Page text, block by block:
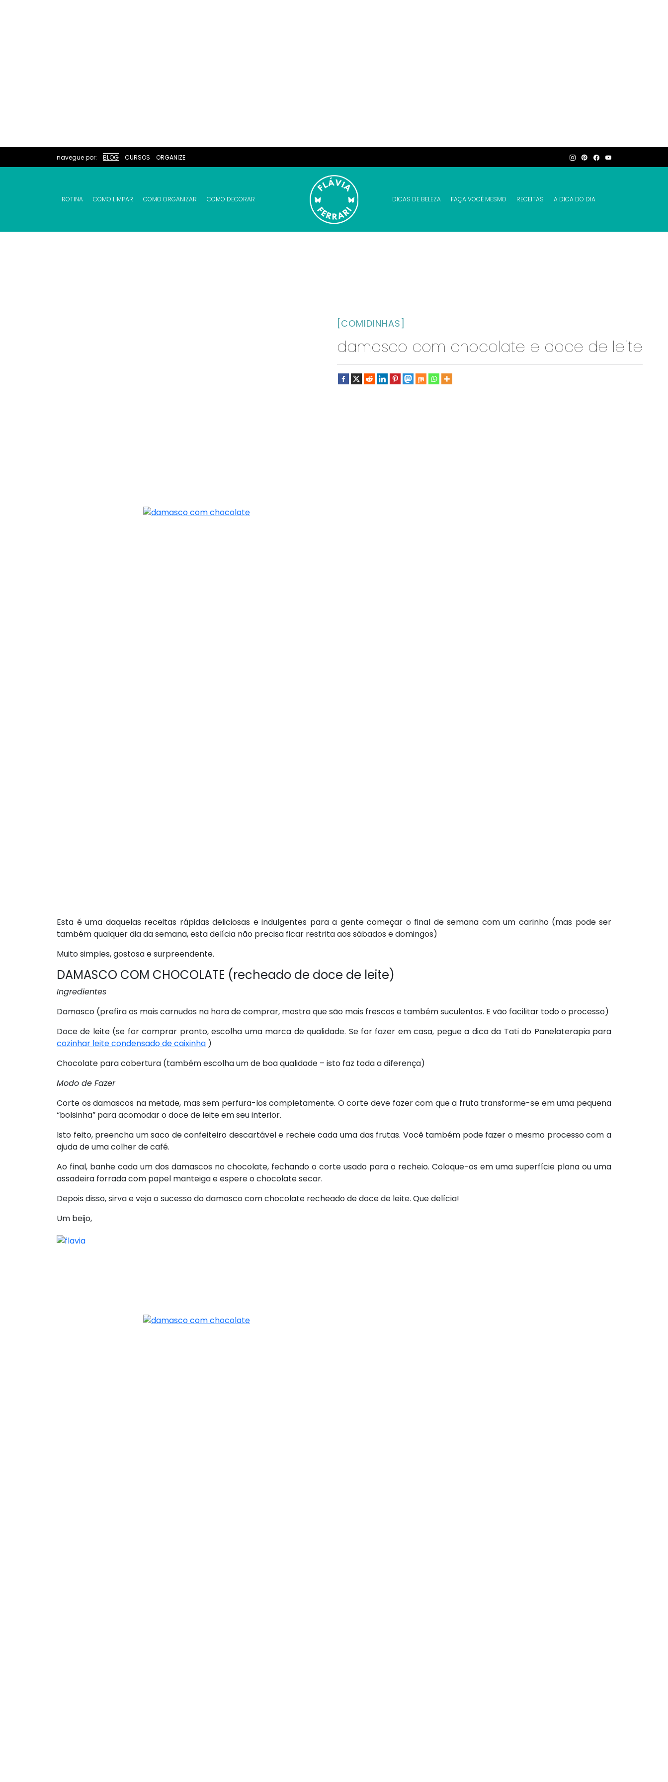
navegue por: BLOG CURSOS ORGANIZE
ROTINA COMO LIMPAR COMO ORGANIZAR COMO DECORAR DICAS DE BELEZA FAÇA VOCÊ MESMO RECEITAS A DICA DO DIA
[COMIDINHAS]
damasco com chocolate e doce de leite
Esta é uma daquelas receitas rápidas deliciosas e indulgentes para a gente começar o final de semana com um carinho (mas pode ser
também qualquer dia da semana, esta delícia não precisa ficar restrita aos sábados e domingos)
Muito simples, gostosa e surpreendente.
DAMASCO COM CHOCOLATE (recheado de doce de leite)
Ingredientes
Damasco (prefira os mais carnudos na hora de comprar, mostra que são mais frescos e também suculentos. E vão facilitar todo o processo)
Doce de leite (se for comprar pronto, escolha uma marca de qualidade. Se for fazer em casa, pegue a dica da Tati do Panelaterapia para
cozinhar leite condensado de caixinha )
Chocolate para cobertura (também escolha um de boa qualidade – isto faz toda a diferença)
Modo de Fazer
Corte os damascos na metade, mas sem perfura-los completamente. O corte deve fazer com que a fruta transforme-se em uma pequena
“bolsinha” para acomodar o doce de leite em seu interior.
Isto feito, preencha um saco de confeiteiro descartável e recheie cada uma das frutas. Você também pode fazer o mesmo processo com a
ajuda de uma colher de café.
Ao final, banhe cada um dos damascos no chocolate, fechando o corte usado para o recheio. Coloque-os em uma superfície plana ou uma
assadeira forrada com papel manteiga e espere o chocolate secar.
Depois disso, sirva e veja o sucesso do damasco com chocolate recheado de doce de leite. Que delícia!
Um beijo,